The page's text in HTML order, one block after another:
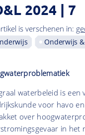
2024 | 7
is verschenen in:
Onderwijs
waterbeleid is
voor havo
over
in het